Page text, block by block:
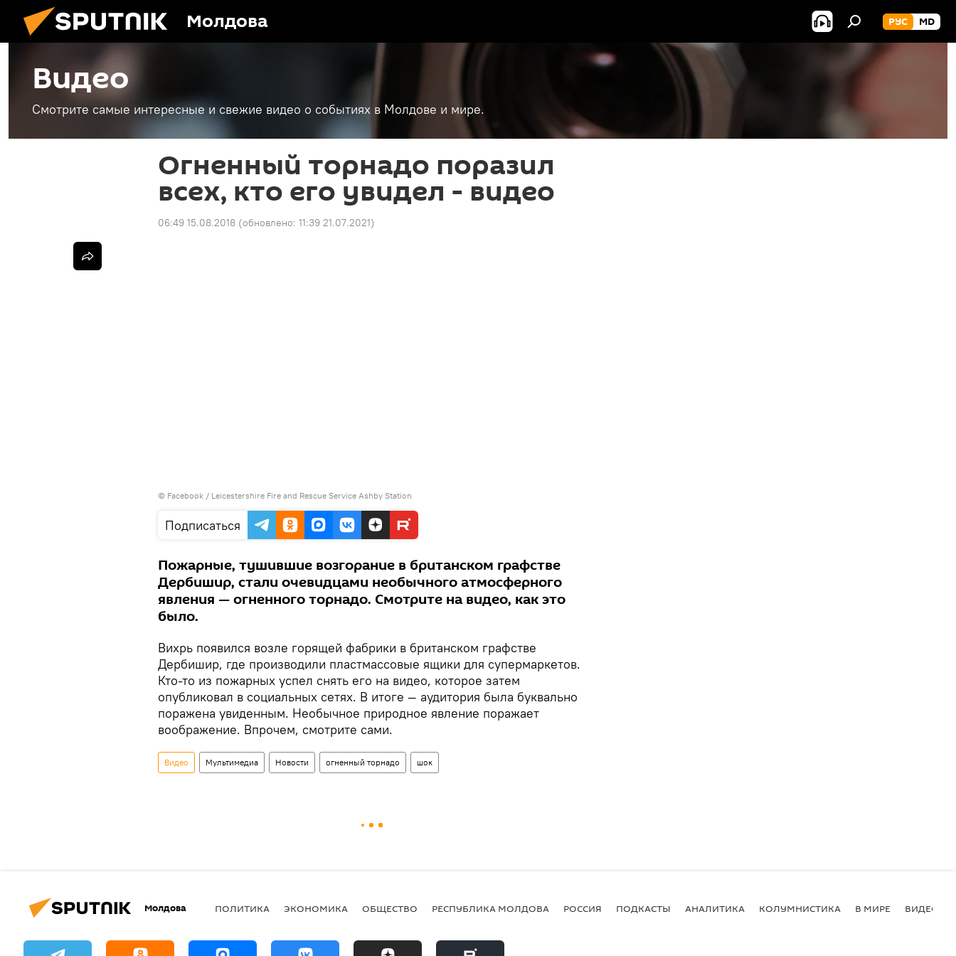
Молдова РУС MD
Видео
Смотрите самые интересные и свежие видео о событиях в Молдове и мире.
Огненный торнадо поразил
всех, кто его увидел - видео
06:49 15.08.2018 (обновлено: 11:39 21.07.2021)
© Facebook / Leicestershire Fire and Rescue Service Ashby Station
Подписаться
Пожарные, тушившие возгорание в британском графстве
Дербишир, стали очевидцами необычного атмосферного
явления — огненного торнадо. Смотрите на видео, как это
было.
Вихрь появился возле горящей фабрики в британском графстве
Дербишир, где производили пластмассовые ящики для супермаркетов.
Кто-то из пожарных успел снять его на видео, которое затем
опубликовал в социальных сетях. В итоге — аудитория была буквально
поражена увиденным. Необычное природное явление поражает
воображение. Впрочем, смотрите сами.
Видео Мультимедиа Новости огненный торнадо шок
Молдова ПОЛИТИКА ЭКОНОМИКА ОБЩЕСТВО РЕСПУБЛИКА МОЛДОВА РОССИЯ ПОДКАСТЫ АНАЛИТИКА КОЛУМНИСТИКА В МИРЕ ВИДЕО